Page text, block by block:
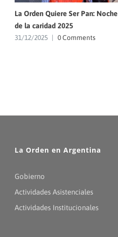
La Orden Quiere Ser Pan: Noche
de la caridad 2025
31/12/2025 0 Comments
La Orden en Argentina
Gobierno
Actividades Asistenciales
Actividades Institucionales